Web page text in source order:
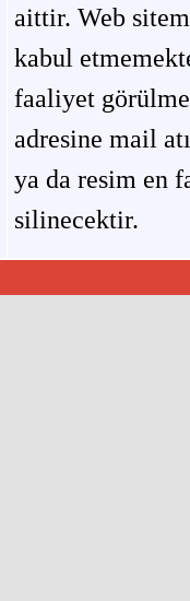
aittir. Web
kabul
faaliyet
adresine mail
ya da resim en
silinecektir.